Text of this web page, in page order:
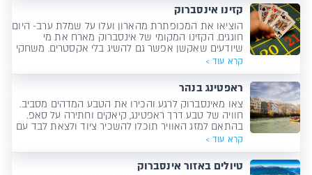
קזינו אינסברוק
הוציאו את המכופתרת מהארון ועלו על שמלת ערב- היום
חוגגים. הקזינו המקומי של אינסברוק מארח את מי
שיודעים שאקשן אפשר גם להשיג בלי אקסטרים. משחקי
המזל שכולנו אוהבים, שולחנות רולטה ובלאק ג'ק וכמובן-
פוקר!
קרא עוד >
ראפטינג בנהר
צאו מאינסברוק לרגע והכירו את הטבע המדהים מסביב.
חוויה של טבע דרך ראפטינג, קיאקים וחתירה על סאפ.
בהתאם למזג האוויר תוכלו להשכיר ציוד ולצאת לבד עם
המשפחה לשיט בנהר.
קרא עוד >
טיולים באזור אינסברוק